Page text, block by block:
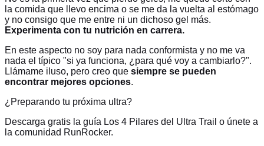
la comida que llevo encima o se me da la vuelta al estómago
y no consigo que me entre ni un dichoso gel más.
Experimenta con tu nutrición en carrera.
En este aspecto no soy para nada conformista y no me va
nada el típico "si ya funciona, ¿para qué voy a cambiarlo?".
Llámame iluso, pero creo que siempre se pueden
encontrar mejores opciones.
¿Preparando tu próxima ultra?
Descarga gratis la guía Los 4 Pilares del Ultra Trail o únete a
la comunidad RunRocker.